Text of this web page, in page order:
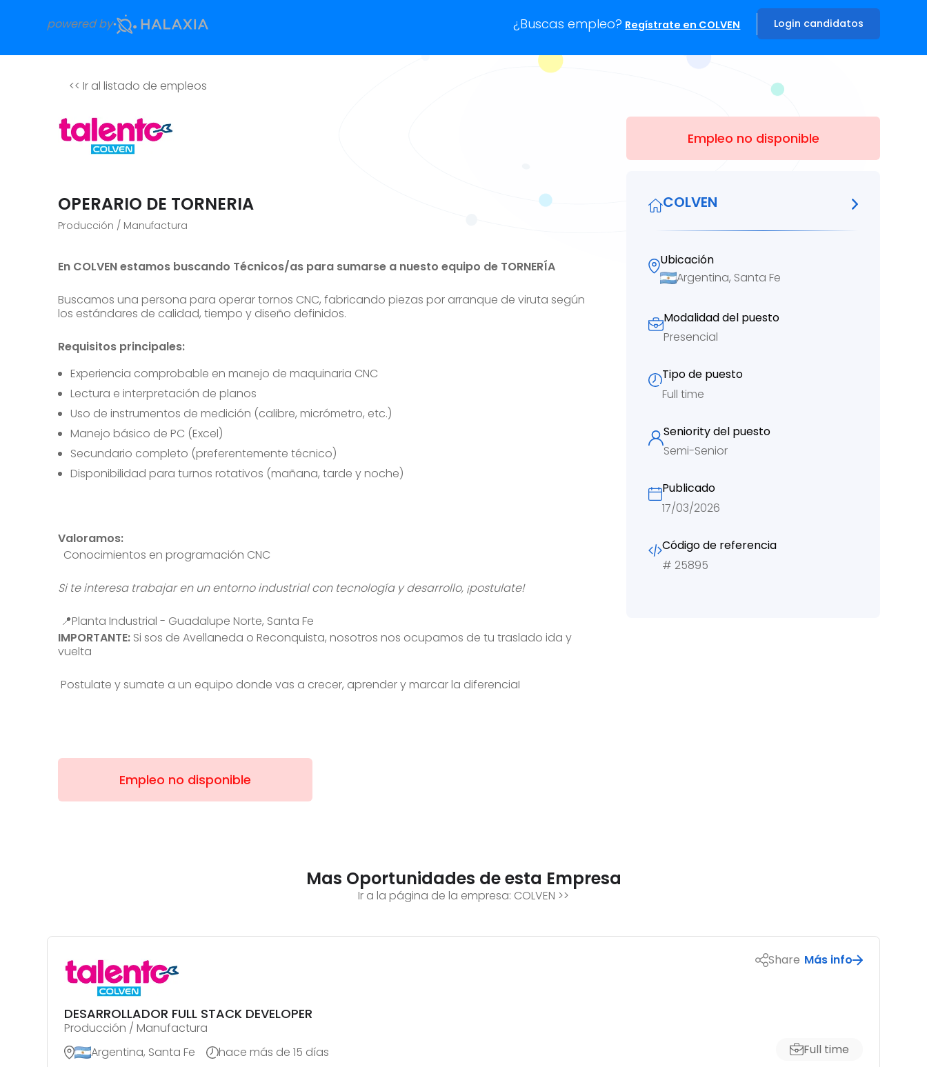
powered by ¿Buscas empleo? Regístrate en COLVEN Login candidatos
<< Ir al listado de empleos
OPERARIO DE TORNERIA
Producción / Manufactura
En COLVEN estamos buscando Técnicos/as para sumarse a nuesto equipo de TORNERÍA
Buscamos una persona para operar tornos CNC, fabricando piezas por arranque de viruta según
los estándares de calidad, tiempo y diseño definidos.
Requisitos principales:
Experiencia comprobable en manejo de maquinaria CNC
Lectura e interpretación de planos
Uso de instrumentos de medición (calibre, micrómetro, etc.)
Manejo básico de PC (Excel)
Secundario completo (preferentemente técnico)
Disponibilidad para turnos rotativos (mañana, tarde y noche)
Valoramos:
Conocimientos en programación CNC
Si te interesa trabajar en un entorno industrial con tecnología y desarrollo, ¡postulate!
📍Planta Industrial - Guadalupe Norte, Santa Fe
IMPORTANTE: Si sos de Avellaneda o Reconquista, nosotros nos ocupamos de tu traslado ida y
vuelta
Postulate y sumate a un equipo donde vas a crecer, aprender y marcar la diferenciaI
Empleo no disponible
COLVEN
Ubicación
Argentina, Santa Fe
Modalidad del puesto
Presencial
Tipo de puesto
Full time
Seniority del puesto
Semi-Senior
Publicado
17/03/2026
Código de referencia
# 25895
Empleo no disponible
Mas Oportunidades de esta Empresa
Ir a la página de la empresa: COLVEN >>
DESARROLLADOR FULL STACK DEVELOPER
Producción / Manufactura
Argentina, Santa Fe
hace más de 15 días
Share Más info
Full time